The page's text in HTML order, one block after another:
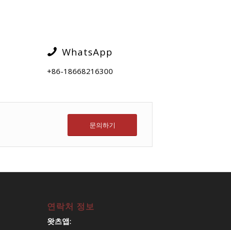
WhatsApp
+86-18668216300
문의하기
연락처 정보
왓츠앱: